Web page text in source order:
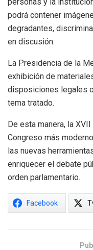
podrá contener
degradantes,
en discusión.
La Presidencia de la
exhibición de
disposiciones legales
tema tratado.
De esta manera, la
Congreso más
las nuevas
enriquecer el debate
orden parlamentario.
Facebook